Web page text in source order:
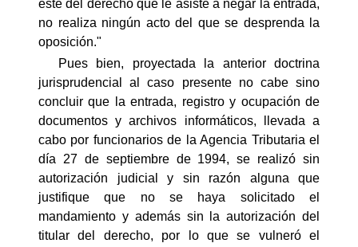
éste del derecho que le asiste a negar la entrada,
no realiza ningún acto del que se desprenda la
oposición."
Pues bien, proyectada la anterior doctrina
jurisprudencial al caso presente no cabe sino
concluir que la entrada, registro y ocupación de
documentos y archivos informáticos, llevada a
cabo por funcionarios de la Agencia Tributaria el
día 27 de septiembre de 1994, se realizó sin
autorización judicial y sin razón alguna que
justifique que no se haya solicitado el
mandamiento y además sin la autorización del
titular del derecho, por lo que se vulneró el